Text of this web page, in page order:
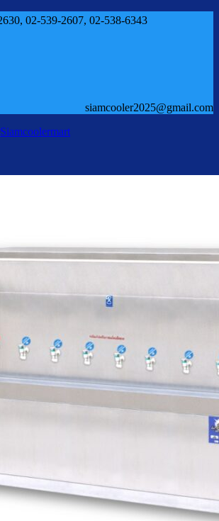
02-539-2607, 02-538-6343
siamcooler2025@gmail.com
ดน้ำเย็น น้ำร้อน ถังล่าง
ดน้ำเย็น น้ำร้อน กรองในตัว
ดน้ำเย็น น้ำร้อน ต่อท่อประปา
ดน้ำเย็น มือกดเท้าเหยียบ
น้ำเย็น
ส้กรองน้ำ